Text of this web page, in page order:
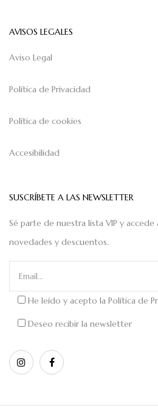
AVISOS LEGALES
Aviso Legal
Política de Privacidad
Política de cookies
Accesibilidad
SUSCRÍBETE A LAS NEWSLETTER
Sé parte de nuestra lista VIP y accede
novedades y descuentos.
He leído y acepto la Política de
Deseo recibir la newsletter